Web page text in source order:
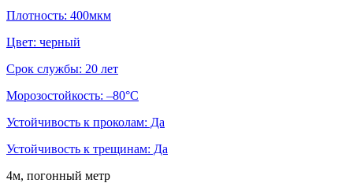
Плотность: 400мкм
Цвет: черный
Срок службы: 20 лет
Морозостойкость: –80°С
Устойчивость к проколам: Да
Устойчивость к трещинам: Да
4м, погонный метр